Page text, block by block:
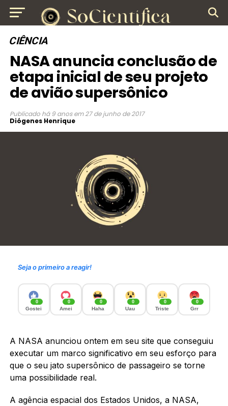
CIÊNCIA
NASA anuncia conclusão de
etapa inicial de seu projeto
de avião supersônico
Publicado há 9 anos em 27 de junho de 2017
Diógenes Henrique
Seja o primeiro a reagir!
0
Gostei
0
Amei
0
Haha
0
Uau
0
Triste
0
Grr
A NASA anunciou ontem em seu site que conseguiu
executar um marco significativo em seu esforço para
que o seu jato supersônico de passageiro se torne
uma possibilidade real.
A agência espacial dos Estados Unidos, a NASA,